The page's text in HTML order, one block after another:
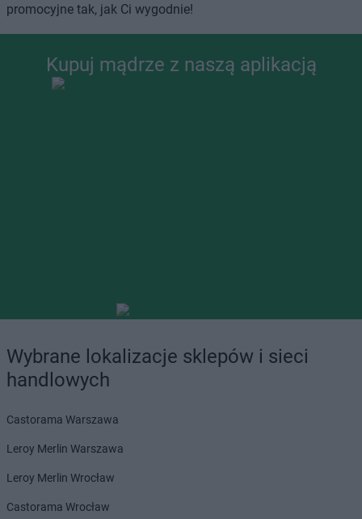
promocyjne tak, jak Ci wygodnie!
Kupuj mądrze z naszą aplikacją
Wybrane lokalizacje sklepów i sieci
handlowych
Castorama Warszawa
Leroy Merlin Warszawa
Leroy Merlin Wrocław
Castorama Wrocław